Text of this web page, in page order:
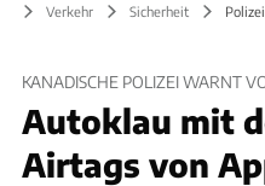
Verkehr Sicherheit
KANADISCHE POLIZEI WARNT
Autoklau mit
Airtags von